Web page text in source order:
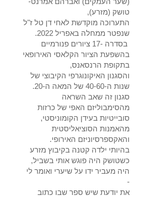
טושק (מזרע),
התערוכה מוקדשת לאחי דן טל ז"ל
שנפטר ממחלה באפריל 2022.
בסדרה -17 ציורים פנורמיים
בהשפעת הציור הקלאסי האירופאי
בתקופת הרנסאנס,
והסגנון האיקונוגרפי הקיבוצי של
שנות ה-40-60 של המאה ה-20.
סגנון זה שאב השראה
מהסימבוליזם האפי של כרזות
סובייטיות בעידן הקומוניסטי,
מהאמנות הסוציאליסטית
והאקספרסיוניזם האירופי.
בהיותי ילדה קטנה בקיבוץ מזרע
כשטושק היה פוגש אותי בשביל,
היה מעביר ידו על שיערי ואומר לי
-
את יודעת שיש ספר שבו כתוב